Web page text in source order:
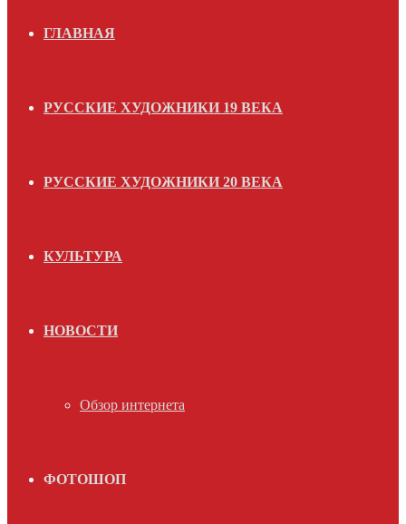
ГЛАВНАЯ
РУССКИЕ ХУДОЖНИКИ 19 ВЕКА
РУССКИЕ ХУДОЖНИКИ 20 ВЕКА
КУЛЬТУРА
НОВОСТИ
Обзор интернета
ФОТОШОП